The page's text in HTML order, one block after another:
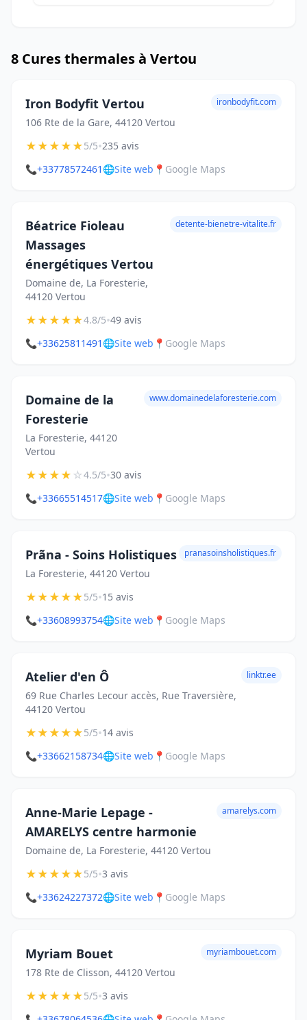
8 Cures thermales à Vertou
Iron Bodyfit Vertou
106 Rte de la Gare, 44120 Vertou
ironbodyfit.com
★★★★★5/5•235 avis
📞+33778572461 🌐Site web 📍 Google Maps
Béatrice Fioleau
Massages
énergétiques Vertou
Domaine de, La Foresterie,
44120 Vertou
detente-bienetre-vitalite.fr
★★★★★4.8/5•49 avis
📞+33625811491 🌐Site web 📍 Google Maps
Domaine de la
Foresterie
La Foresterie, 44120
Vertou
www.domainedelaforesterie.com
★★★★☆4.5/5•30 avis
📞+33665514517🌐Site web 📍 Google Maps
Prãna - Soins Holistiques
La Foresterie, 44120 Vertou
pranasoinsholistiques.fr
★★★★★5/5•15 avis
📞+33608993754🌐Site web 📍 Google Maps
Atelier d'en Ô
69 Rue Charles Lecour accès, Rue Traversière,
44120 Vertou
linktr.ee
★★★★★5/5•14 avis
📞+33662158734🌐Site web 📍 Google Maps
Anne-Marie Lepage -
AMARELYS centre harmonie
Domaine de, La Foresterie, 44120 Vertou
amarelys.com
★★★★★5/5•3 avis
📞+33624227372🌐Site web 📍 Google Maps
Myriam Bouet
178 Rte de Clisson, 44120 Vertou
myriambouet.com
★★★★★5/5•3 avis